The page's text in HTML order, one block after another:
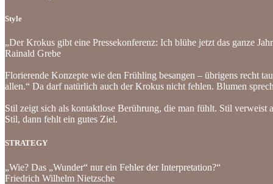
Style
„Der Krokus gibt eine Pressekonferenz: Ich blühe jetzt das ganze
Rainald Grebe
Florierende Konzepte wie den Frühling besangen – übrigens recht
allen.“ Da darf natürlich auch der Krokus nicht fehlen. Blumen
Stil zeigt sich als kontaktlose Berührung, die man fühlt. Stil
Stil, dann fehlt ein gutes Ziel.
STRATEGY
„Wie? Das „Wunder“ nur ein Fehler der Interpretation?“
Friedrich Wilhelm Nietzsche